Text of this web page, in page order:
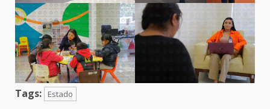
Tags: Estado